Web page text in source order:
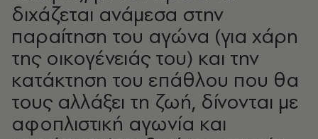
διχάζεται ανάμεσα στην
παραίτηση του αγώνα (για χάρη
της οικογένειάς του) και την
κατάκτηση του επάθλου που θα
τους αλλάξει τη ζωή, δίνονται με
αφοπλιστική αγωνία και